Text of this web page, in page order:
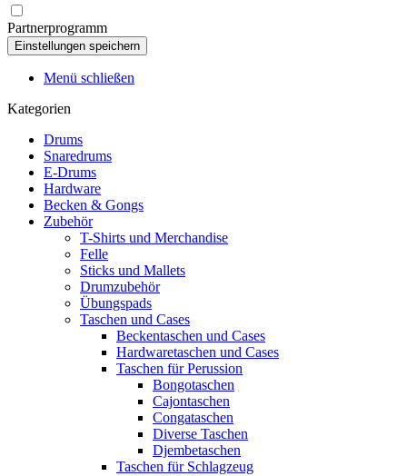
Partnerprogramm
Menü schließen
Kategorien
Drums
Snaredrums
E-Drums
Hardware
Becken & Gongs
Zubehör
T-Shirts und Merchandise
Felle
Sticks und Mallets
Drumzubehör
Übungspads
Taschen und Cases
Beckentaschen und Cases
Hardwaretaschen und Cases
Taschen für Perussion
Bongotaschen
Cajontaschen
Congataschen
Diverse Taschen
Djembetaschen
Taschen für Schlagzeug